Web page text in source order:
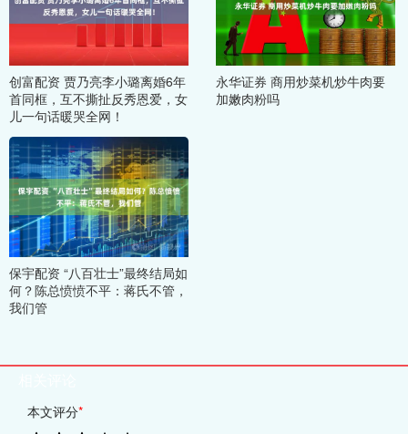
创富配资 贾乃亮李小璐离婚6年
首同框，互不撕扯反秀恩爱，女
儿一句话暖哭全网！
永华证券 商用炒菜机炒牛肉要
加嫩肉粉吗
保宇配资 “八百壮士”最终结局如
何？陈总愤愤不平：蒋氏不管，
我们管
本文评分*